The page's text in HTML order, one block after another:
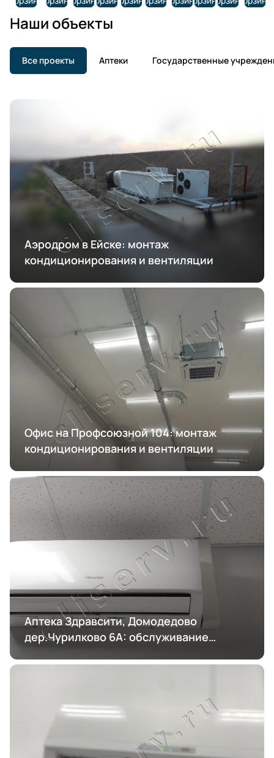
Наши объекты
Все проекты Аптеки Государственные
Аэродром в Ейске: монтаж
кондиционирования и вентиляции
Офис на Профсоюзной 104: монтаж
кондиционирования и вентиляции
Аптека Здравсити, Домодедово
дер.Чурилково 6А: обслуживание